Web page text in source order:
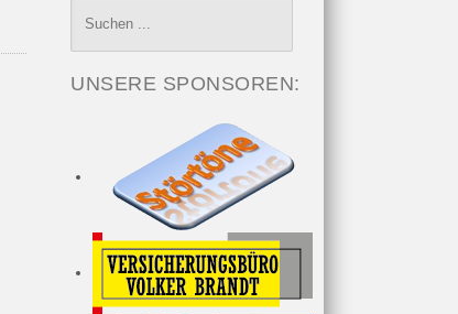
UNSERE SPONSOREN: